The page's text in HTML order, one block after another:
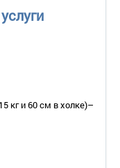
кг и 60 см в холке)–